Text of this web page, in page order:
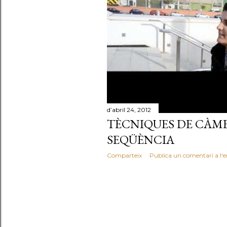
d
s
d’abril 24, 2012
TÈCNIQUES DE
SEQÜÈNCIA
Comparteix Publica un comentari a